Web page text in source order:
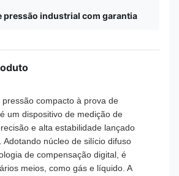
pressão industrial com garantia
compacto à prova de
um dispositivo de medição de
e alta estabilidade lançado
Adotando núcleo de silício difuso
de compensação digital, é
meios, como gás e líquido. A